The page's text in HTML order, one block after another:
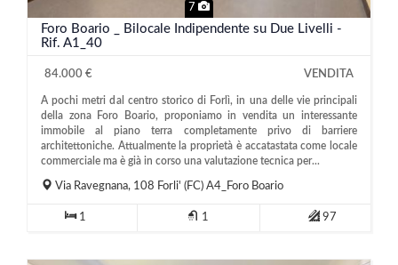
7
Foro Boario _ Bilocale Indipendente su Due Livelli -
Rif. A1_40
84.000 € VENDITA
A pochi metri dal centro storico di Forlì, in una delle vie principali
della zona Foro Boario, proponiamo in vendita un interessante
immobile al piano terra completamente privo di barriere
architettoniche. Attualmente la proprietà è accatastata come locale
commerciale ma è già in corso una valutazione tecnica per...
Via Ravegnana, 108 Forli' (FC) A4_Foro Boario
1 1 97